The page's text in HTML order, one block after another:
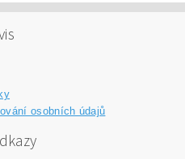
osobních údajů